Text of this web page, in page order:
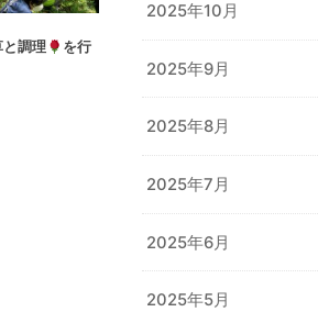
と調理
を行
2025年10月
2025年9月
2025年8月
2025年7月
2025年6月
2025年5月